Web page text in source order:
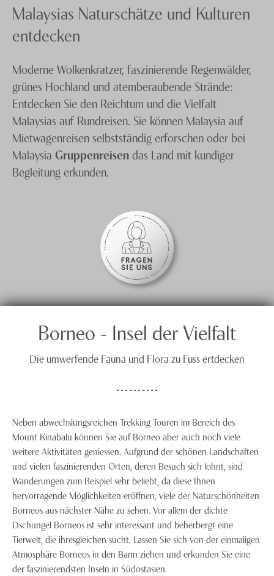
Malaysias Naturschätze und Kulturen
entdecken
Moderne Wolkenkratzer, faszinierende Regenwälder,
grünes Hochland und atemberaubende Strände:
Entdecken Sie den Reichtum und die Vielfalt
Malaysias auf Rundreisen. Sie können Malaysia auf
Mietwagenreisen selbstständig erforschen oder bei
Malaysia Gruppenreisendas Land mit kundiger
Begleitung erkunden.
Borneo - Insel der Vielfalt
Die umwerfende Fauna und Flora zu Fuss ertdecken
Neben abwechslungsreichen Trekking Touren im Bereich des
Mount Kinabalu können Sie auf Borneo aber auch noch viele
weitere Aktivitäten geniessen. Aufgrund der schönen Landschaften
und vielen faszinierenden Orten, deren Besuch sich lohnt, sind
Wanderungen zum Beispiel sehr beliebt, da diese Ihnen
hervorragende Möglichkeiten eröffnen, viele der Naturschönheiten
Borneos aus nächster Nähe zu sehen. Vor allem der dichte
Dschungel Borneos ist sehr interessant und beherbergt eine
Tierwelt, die ihresgleichen sucht. Lassen Sie sich von der einmaligen
Atmosphäre Borneos in den Bann ziehen und erkunden Sie eine
der faszinierendsten Inseln in Südostasien.